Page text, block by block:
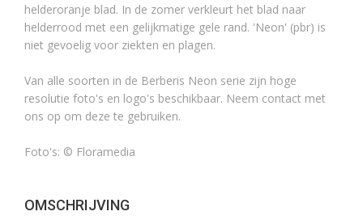
helderoranje blad. In de zomer verkleurt het blad naar
helderrood met een gelijkmatige gele rand. 'Neon' (pbr) is
niet gevoelig voor ziekten en plagen.
Van alle soorten in de Berberis Neon serie zijn hoge
resolutie foto's en logo's beschikbaar. Neem contact met
ons op om deze te gebruiken.
Foto's: © Floramedia
OMSCHRIJVING